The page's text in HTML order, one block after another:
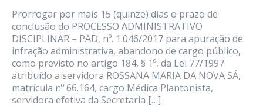
Prorrogar por mais 15 (quinze) dias o prazo de
conclusão do PROCESSO ADMINISTRATIVO
DISCIPLINAR – PAD, nº. 1.046/2017 para apuração de
infração administrativa, abandono de cargo público,
como previsto no artigo 184, § 1º, da Lei 77/1997
atribuído a servidora ROSSANA MARIA DA NOVA SÁ,
matrícula nº 66.164, cargo Médica Plantonista,
servidora efetiva da Secretaria […]